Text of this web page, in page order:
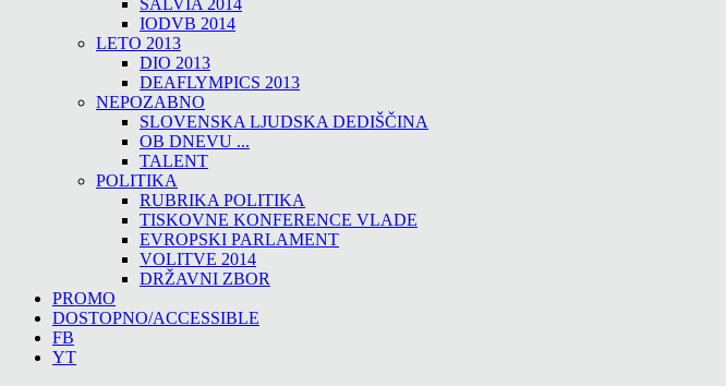
SALVIA 2014
IODVB 2014
LETO 2013
DIO 2013
DEAFLYMPICS 2013
NEPOZABNO
SLOVENSKA LJUDSKA DEDIŠČINA
OB DNEVU ...
TALENT
POLITIKA
RUBRIKA POLITIKA
TISKOVNE KONFERENCE VLADE
EVROPSKI PARLAMENT
VOLITVE 2014
DRŽAVNI ZBOR
PROMO
DOSTOPNO/ACCESSIBLE
FB
YT